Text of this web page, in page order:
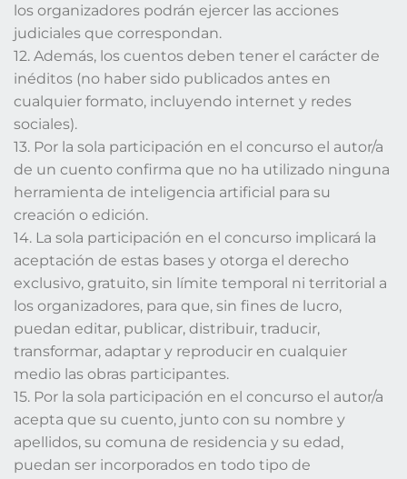
los organizadores podrán ejercer las acciones
judiciales que correspondan.
12. Además, los cuentos deben tener el carácter de
inéditos (no haber sido publicados antes en
cualquier formato, incluyendo internet y redes
sociales).
13. Por la sola participación en el concurso el autor/a
de un cuento confirma que no ha utilizado ninguna
herramienta de inteligencia artificial para su
creación o edición.
14. La sola participación en el concurso implicará la
aceptación de estas bases y otorga el derecho
exclusivo, gratuito, sin límite temporal ni territorial a
los organizadores, para que, sin fines de lucro,
puedan editar, publicar, distribuir, traducir,
transformar, adaptar y reproducir en cualquier
medio las obras participantes.
15. Por la sola participación en el concurso el autor/a
acepta que su cuento, junto con su nombre y
apellidos, su comuna de residencia y su edad,
puedan ser incorporados en todo tipo de